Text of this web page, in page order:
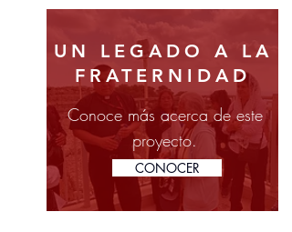
UN LEGADO A LA
FRATERNIDAD
CONOCER
Conoce más acerca de este
proyecto.